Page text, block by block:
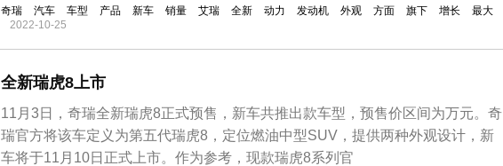
奇瑞 汽车 车型 产品 新车 销量 艾瑞 全新 动力 发动机 外观 方面 旗下 增长
最大
2022-10-25
全新瑞虎8上市
11月3日，奇瑞全新瑞虎8正式预售，新车共推出款车型，预售价区间为万元。奇
瑞官方将该车定义为第五代瑞虎8，定位燃油中型SUV，提供两种外观设计，新
车将于11月10日正式上市。作为参考，现款瑞虎8系列官